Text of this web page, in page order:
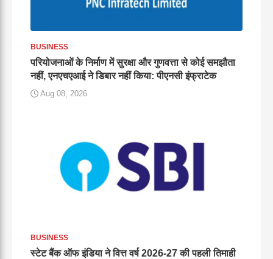
BUSINESS
परियोजनाओं के निर्माण में सुरक्षा और गुणवत्ता से कोई समझौता
नहीं, एनएचएआई ने डिबार नहीं किया: पीएनसी इंफ्राटेक
Aug 08, 2026
BUSINESS
स्टेट बैंक ऑफ इंडिया ने वित्त वर्ष 2026-27 की पहली तिमाही